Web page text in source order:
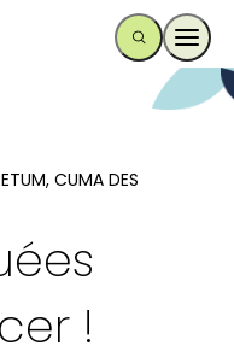
CUMA DES
!